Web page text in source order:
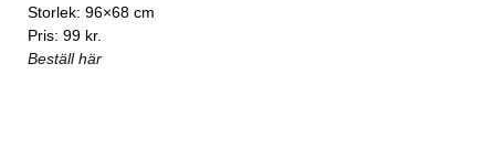
Storlek: 96×68 cm
Pris: 99 kr.
Beställ här